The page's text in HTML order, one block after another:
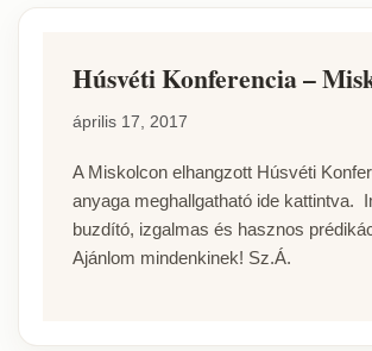
Húsvéti Konferencia –
április 17, 2017
A Miskolcon elhangzott Húsvéti
anyaga meghallgatható ide kattintva.
buzdító, izgalmas és hasznos
Ajánlom mindenkinek! Sz.Á.